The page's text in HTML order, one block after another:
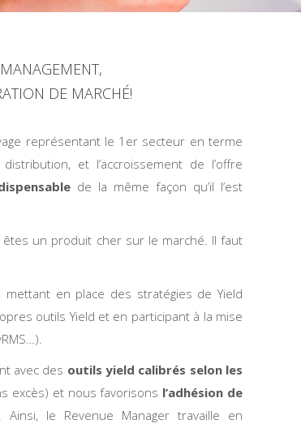
DE MARCHÉ!
représentant le 1er secteur en terme
et l’accroissement de l’offre
de la même façon qu’il l’est
un produit cher sur le marché. Il faut
en place des stratégies de Yield
outils Yield et en participant à la mise
avec des outils yield calibrés selon les
excès) et nous favorisons l’adhésion de
le Revenue Manager travaille en